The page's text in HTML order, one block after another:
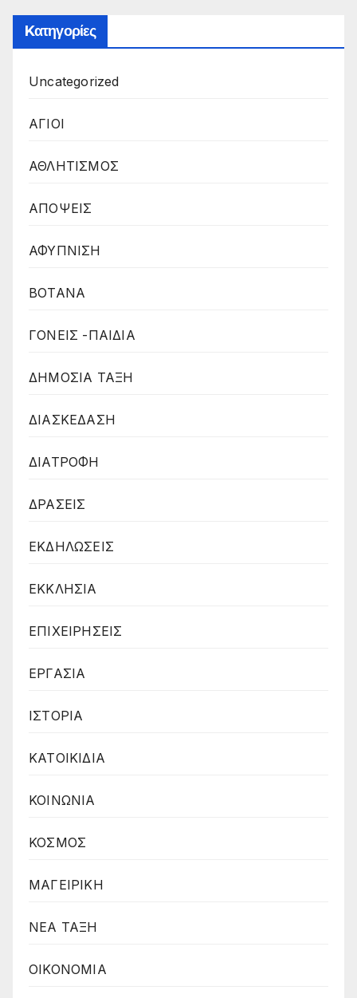
Kατηγορίες
Uncategorized
ΑΓΙΟΙ
ΑΘΛΗΤΙΣΜΟΣ
ΑΠΟΨΕΙΣ
ΑΦΥΠΝΙΣΗ
ΒΟΤΑΝΑ
ΓΟΝΕΙΣ -ΠΑΙΔΙΑ
ΔΗΜΟΣΙΑ ΤΑΞΗ
ΔΙΑΣΚΕΔΑΣΗ
ΔΙΑΤΡΟΦΗ
ΔΡΑΣΕΙΣ
ΕΚΔΗΛΩΣΕΙΣ
ΕΚΚΛΗΣΙΑ
ΕΠΙΧΕΙΡΗΣΕΙΣ
ΕΡΓΑΣΙΑ
ΙΣΤΟΡΙΑ
ΚΑΤΟΙΚΙΔΙΑ
ΚΟΙΝΩΝΙΑ
ΚΟΣΜΟΣ
ΜΑΓΕΙΡΙΚΗ
ΝΕΑ ΤΑΞΗ
ΟΙΚΟΝΟΜΙΑ